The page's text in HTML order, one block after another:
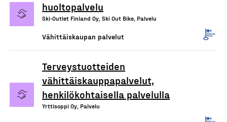
huoltopalvelu
Ski-Outlet Finland Oy, Ski Out Bike, Palvelu
Vähittäiskaupan palvelut
Terveystuotteiden
vähittäiskauppapalvelut,
henkilökohtaisella palvelulla
Yrttisoppi Oy, Palvelu